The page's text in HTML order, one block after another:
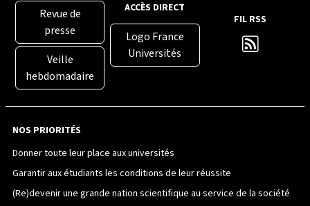
Revue de
presse
Veille
hebdomadaire
ACCÈS DIRECT
Logo France
Universités
FIL RSS
NOS PRIORITÉS
Donner toute leur place aux universités
Garantir aux étudiants les conditions de leur réussite
(Re)devenir une grande nation scientifique au service de la société